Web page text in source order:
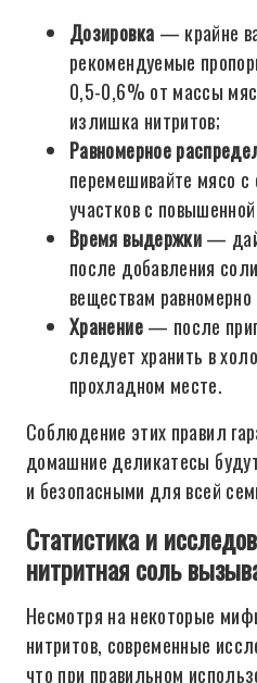
Дозировка — крайне
рекомендуемые
0,5-0,6% от массы
излишка нитритов;
Равномерное
перемешивайте мясо
участков с
Время выдержки—
после добавления
веществам равномерно
Хранение— после
следует хранить в
прохладном месте.
Соблюдение этих правил
домашние деликатесы
и безопасными для всей
Статистика и
нитритная соль
Несмотря на некоторые
нитритов, современные
что при правильном